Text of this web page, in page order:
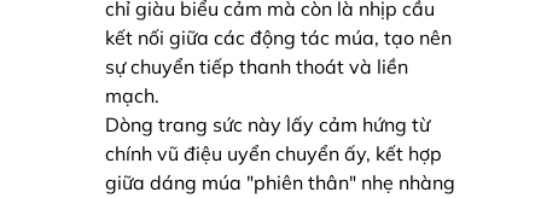
chỉ giàu biểu cảm mà còn là nhịp cầu
kết nối giữa các động tác múa, tạo nên
sự chuyển tiếp thanh thoát và liền
mạch.
Dòng trang sức này lấy cảm hứng từ
chính vũ điệu uyển chuyển ấy, kết hợp
giữa dáng múa "phiên thân" nhẹ nhàng